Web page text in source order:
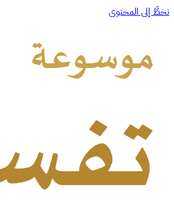
تخطَّ إلى المحتوى